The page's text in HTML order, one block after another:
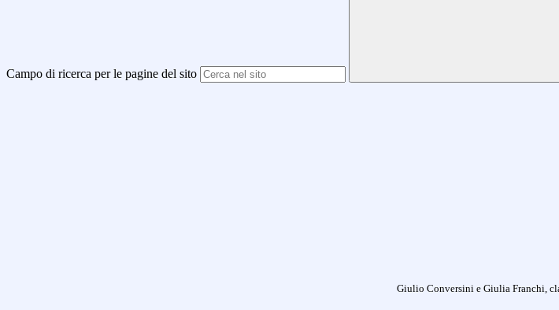
Campo di ricerca per le pagine del sito
Giulio Conversini e Giulia Franchi,